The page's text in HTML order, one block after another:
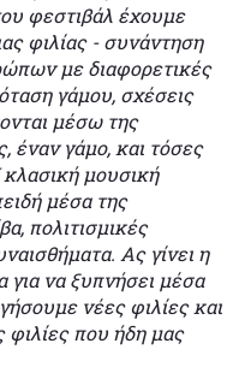
φεστιβάλ έχουμε
φιλίας - συνάντηση
με διαφορετικές
γάμου, σχέσεις
μέσω της
έναν γάμο, και τόσες
μουσική
μέσα της
πολιτισμικές
Ας γίνει η
για να ξυπνήσει μέσα
νέες φιλίες και
φιλίες που ήδη μας